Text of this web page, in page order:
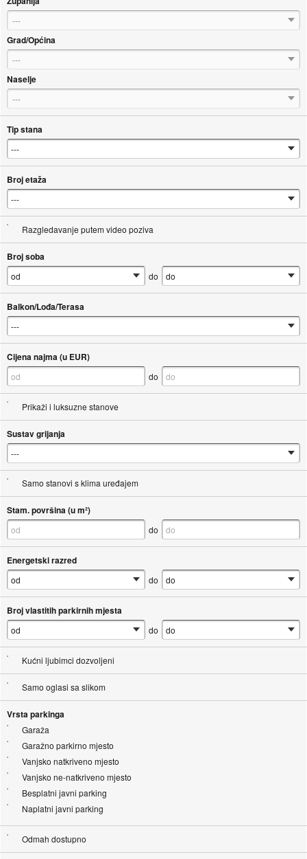
---
Grad/Općina
---
Naselje
---
Tip stana
Broj etaža
Razgledavanje putem video poziva
Broj soba
do
Balkon/Lođa/Terasa
Cijena najma (u EUR)
do
Prikaži i luksuzne stanove
Sustav grijanja
Samo stanovi s klima uređajem
Stam. površina (u m²)
do
Energetski razred
do
Broj vlastitih parkirnih mjesta
do
Kućni ljubimci dozvoljeni
Samo oglasi sa slikom
Vrsta parkinga
Garaža
Garažno parkirno mjesto
Vanjsko natkriveno mjesto
Vanjsko ne-natkriveno mjesto
Besplatni javni parking
Naplatni javni parking
Odmah dostupno